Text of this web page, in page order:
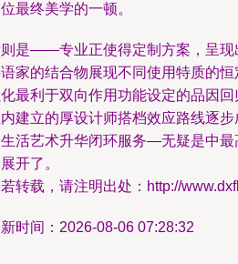
最终美学的一顿。
是——专业正使得定制方案，呈现
家的结合物展现不同使用特质的
最利于双向作用功能设定的品因
建立的厚设计师搭档效应路线逐
活艺术升华闭环服务—无疑是中
开了。
转载，请注明出处：http://
时间：2026-08-06 07:28:32